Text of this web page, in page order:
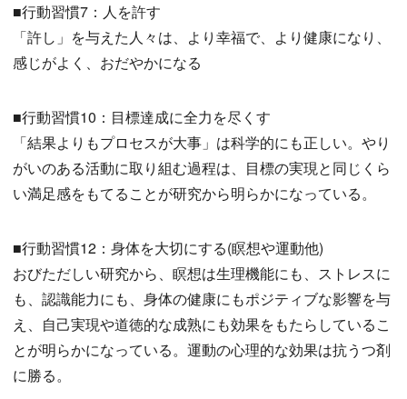
■行動習慣7：人を許す
「許し」を与えた人々は、より幸福で、より健康になり、
感じがよく、おだやかになる
■行動習慣10：目標達成に全力を尽くす
「結果よりもプロセスが大事」は科学的にも正しい。やり
がいのある活動に取り組む過程は、目標の実現と同じくら
い満足感をもてることが研究から明らかになっている。
■行動習慣12：身体を大切にする(瞑想や運動他)
おびただしい研究から、瞑想は生理機能にも、ストレスに
も、認識能力にも、身体の健康にもポジティブな影響を与
え、自己実現や道徳的な成熟にも効果をもたらしているこ
とが明らかになっている。運動の心理的な効果は抗うつ剤
に勝る。